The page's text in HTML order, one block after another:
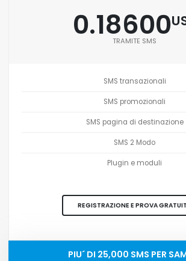
0.18600
TRAMITE SMS
SMS transazionali
SMS promozionali
SMS pagina di destinazione
SMS 2 Modo
Plugin e moduli
REGISTRAZIONE E PROVA
PIU´ DI 25,000 SMS PER